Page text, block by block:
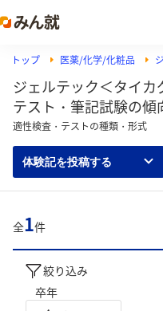
トップ 医薬/化学/化粧品
ジェルテック＜タイ
テスト・筆記試験の傾
適性検査・テストの種類・形式
体験記を投稿する
全1件
絞り込み
卒年